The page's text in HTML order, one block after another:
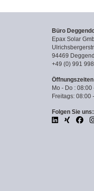
Büro
Epax Solar
94469
+49 (0) 991
Öffnungszeiten
Mo - Do :
Freitags: 08:00
Folgen Sie uns: